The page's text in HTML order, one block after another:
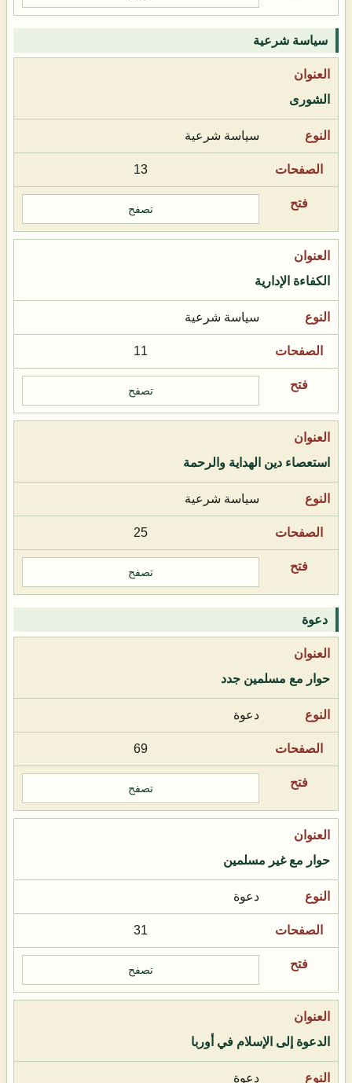
سياسة شرعية
الشورى
سياسة شرعية
13
تصفح
الكفاءة الإدارية
سياسة شرعية
11
تصفح
استعصاء دين الهداية والرحمة
سياسة شرعية
25
تصفح
دعوة
حوار مع مسلمين جدد
دعوة
69
تصفح
حوار مع غير مسلمين
دعوة
31
تصفح
الدعوة إلى الإسلام في أوربا
دعوة